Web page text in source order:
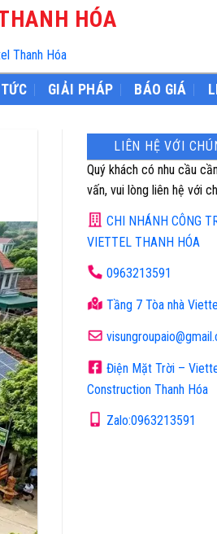
HÓA
Thanh Hóa
GIẢI PHÁP BÁO GIÁ
LIÊN HỆ VỚI
Quý khách có nhu cầu
vấn, vui lòng liên hệ với
CHI NHÁNH CÔNG
VIETTEL THANH HÓA
0963213591
Tầng 7 Tòa nhà
Điện Mặt Trời –
Construction Thanh Hóa
Zalo:0963213591